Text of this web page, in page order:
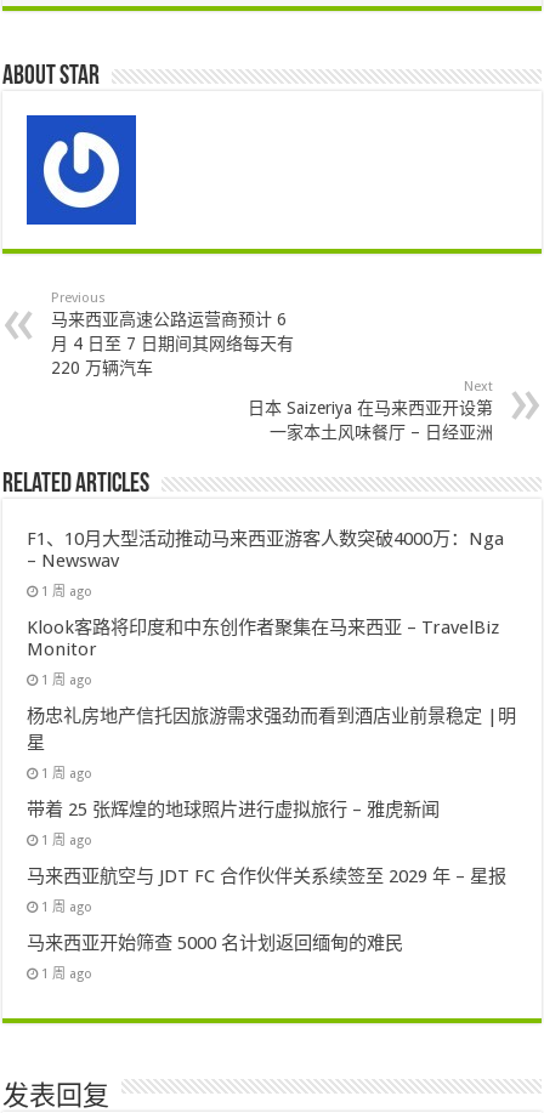
About star
Previous
马来西亚高速公路运营商预计 6
月 4 日至 7 日期间其网络每天有
220 万辆汽车
Next
日本 Saizeriya 在马来西亚开设第
一家本土风味餐厅 – 日经亚洲
Related Articles
F1、10月大型活动推动马来西亚游客人数突破4000万：Nga
– Newswav
1 周 ago
Klook客路将印度和中东创作者聚集在马来西亚 – TravelBiz
Monitor
1 周 ago
杨忠礼房地产信托因旅游需求强劲而看到酒店业前景稳定 |明
星
1 周 ago
带着 25 张辉煌的地球照片进行虚拟旅行 – 雅虎新闻
1 周 ago
马来西亚航空与 JDT FC 合作伙伴关系续签至 2029 年 – 星报
1 周 ago
马来西亚开始筛查 5000 名计划返回缅甸的难民
1 周 ago
发表回复